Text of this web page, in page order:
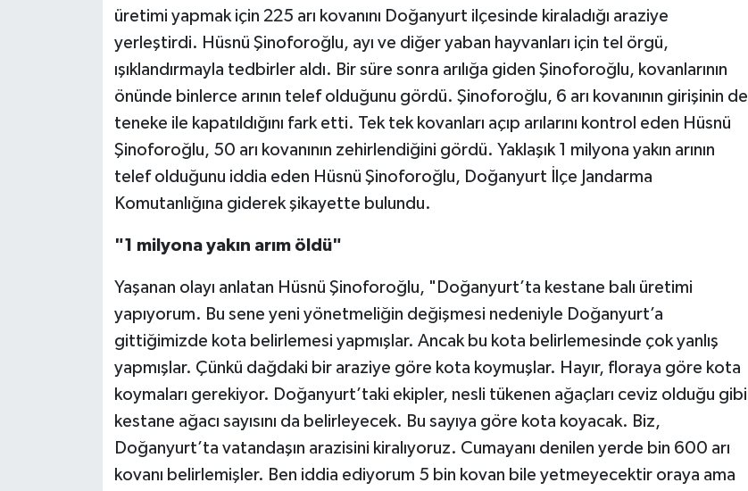
üretimi yapmak için 225 arı kovanını Doğanyurt ilçesinde kiraladığı araziye
yerleştirdi. Hüsnü Şinoforoğlu, ayı ve diğer yaban hayvanları için tel örgü,
ışıklandırmayla tedbirler aldı. Bir süre sonra arılığa giden Şinoforoğlu, kovanlarının
önünde binlerce arının telef olduğunu gördü. Şinoforoğlu, 6 arı kovanının girişinin de
teneke ile kapatıldığını fark etti. Tek tek kovanları açıp arılarını kontrol eden Hüsnü
Şinoforoğlu, 50 arı kovanının zehirlendiğini gördü. Yaklaşık 1 milyona yakın arının
telef olduğunu iddia eden Hüsnü Şinoforoğlu, Doğanyurt İlçe Jandarma
Komutanlığına giderek şikayette bulundu.
"1 milyona yakın arım öldü"
Yaşanan olayı anlatan Hüsnü Şinoforoğlu, "Doğanyurt’ta kestane balı üretimi
yapıyorum. Bu sene yeni yönetmeliğin değişmesi nedeniyle Doğanyurt’a
gittiğimizde kota belirlemesi yapmışlar. Ancak bu kota belirlemesinde çok yanlış
yapmışlar. Çünkü dağdaki bir araziye göre kota koymuşlar. Hayır, floraya göre kota
koymaları gerekiyor. Doğanyurt’taki ekipler, nesli tükenen ağaçları ceviz olduğu gibi
kestane ağacı sayısını da belirleyecek. Bu sayıya göre kota koyacak. Biz,
Doğanyurt’ta vatandaşın arazisini kiralıyoruz. Cumayanı denilen yerde bin 600 arı
kovanı belirlemişler. Ben iddia ediyorum 5 bin kovan bile yetmeyecektir oraya ama